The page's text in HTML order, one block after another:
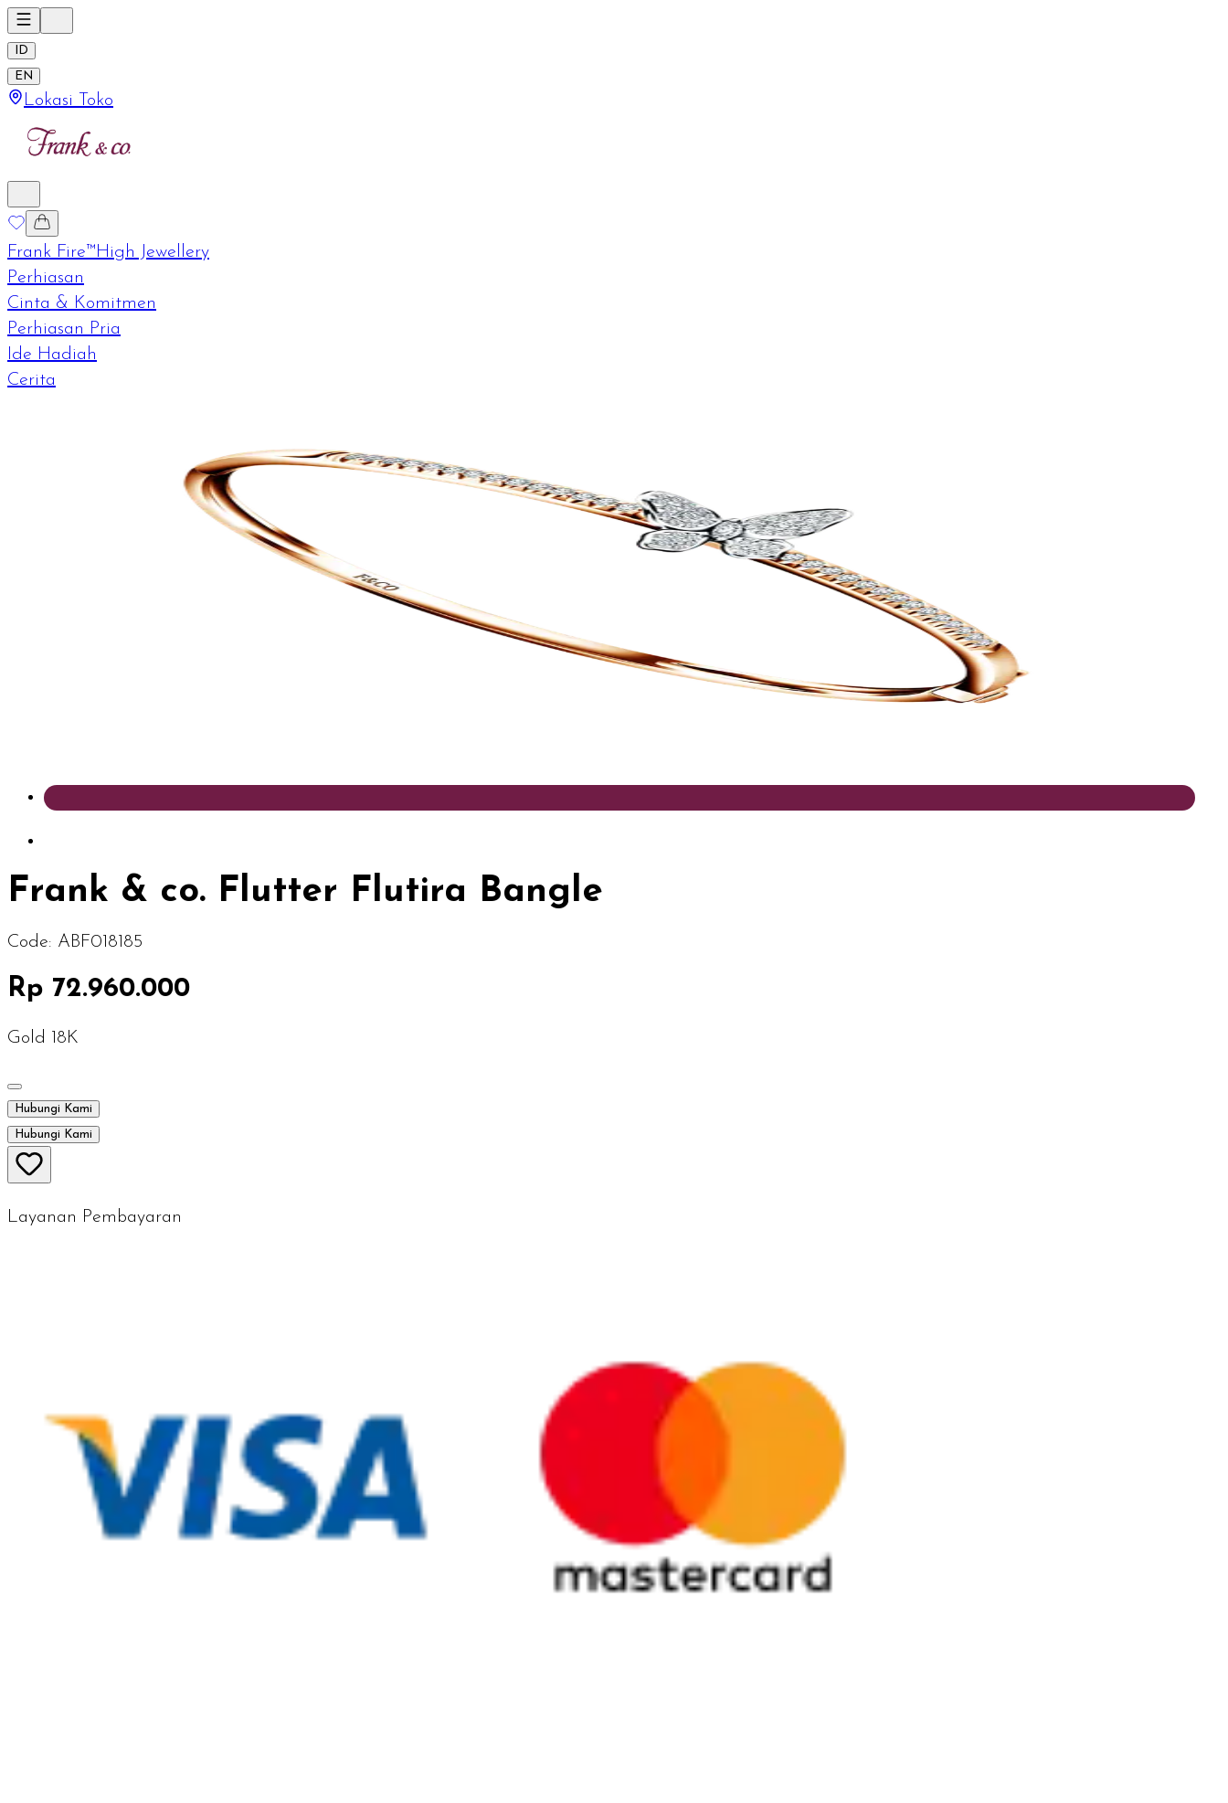
ID
EN
Lokasi Toko
Frank Fire™High Jewellery
Perhiasan
Cinta & Komitmen
Perhiasan Pria
Ide Hadiah
Cerita
Frank & co. Flutter Flutira Bangle
Code: ABF018185
Rp 72.960.000
Gold 18K
Hubungi Kami
Hubungi Kami
Layanan Pembayaran